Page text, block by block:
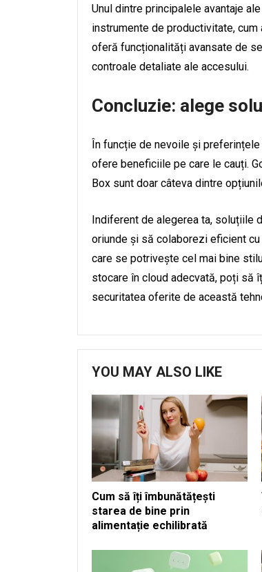
Unul dintre principalele avantaje
instrumente de productivitate,
oferă funcționalități avansate de
controale detaliate ale accesului.
Concluzie: alege
În funcție de nevoile și
ofere beneficiile pe care le cauți.
Box sunt doar câteva dintre
Indiferent de alegerea ta, soluțiile
oriunde și să colaborezi eficient
care se potrivește cel mai bine
stocare în cloud adecvată, poți
securitatea oferite de această
YOU MAY ALSO LIKE
Cum să îți îmbunătățești
starea de bine prin
alimentație echilibrată